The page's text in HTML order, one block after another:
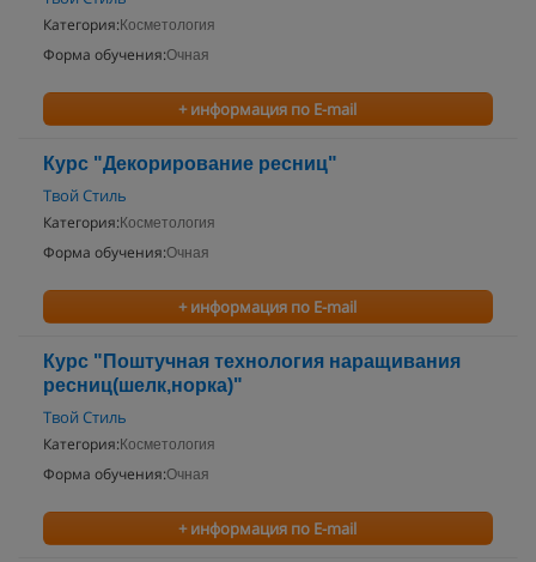
Категория: Косметология
Форма обучения:Очная
+ информация по E-mail
Курс "Декорирование ресниц"
Твой Стиль
Категория: Косметология
Форма обучения:Очная
+ информация по E-mail
Курс "Поштучная технология наращивания
ресниц(шелк,норка)"
Твой Стиль
Категория: Косметология
Форма обучения:Очная
+ информация по E-mail